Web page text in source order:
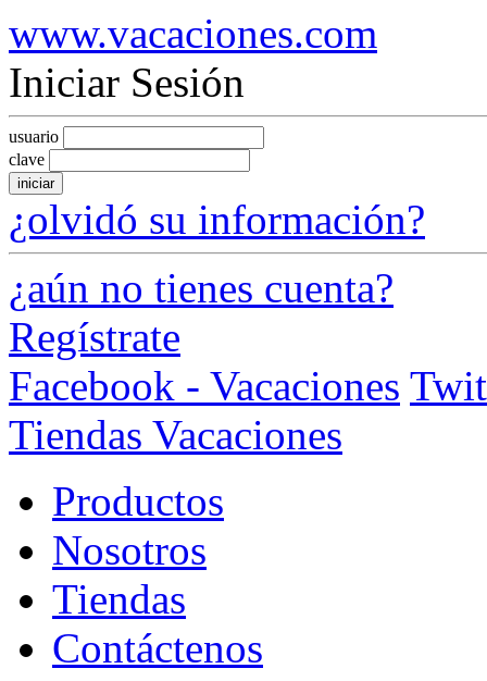
www.vacaciones.com
Iniciar Sesión
usuario
clave
iniciar
¿olvidó su información?
¿aún no tienes cuenta?
Regístrate
Facebook - Vacaciones
Tiendas Vacaciones
Productos
Nosotros
Tiendas
Contáctenos